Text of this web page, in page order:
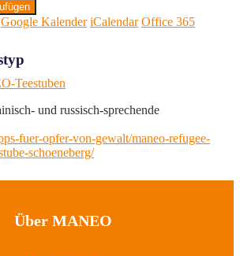
Google Kalender iCalendar Office 365
Teestuben
und russisch-sprechende
fuer-opfer-von-gewalt/maneo-refugee-
schoeneberg/
Über MANEO